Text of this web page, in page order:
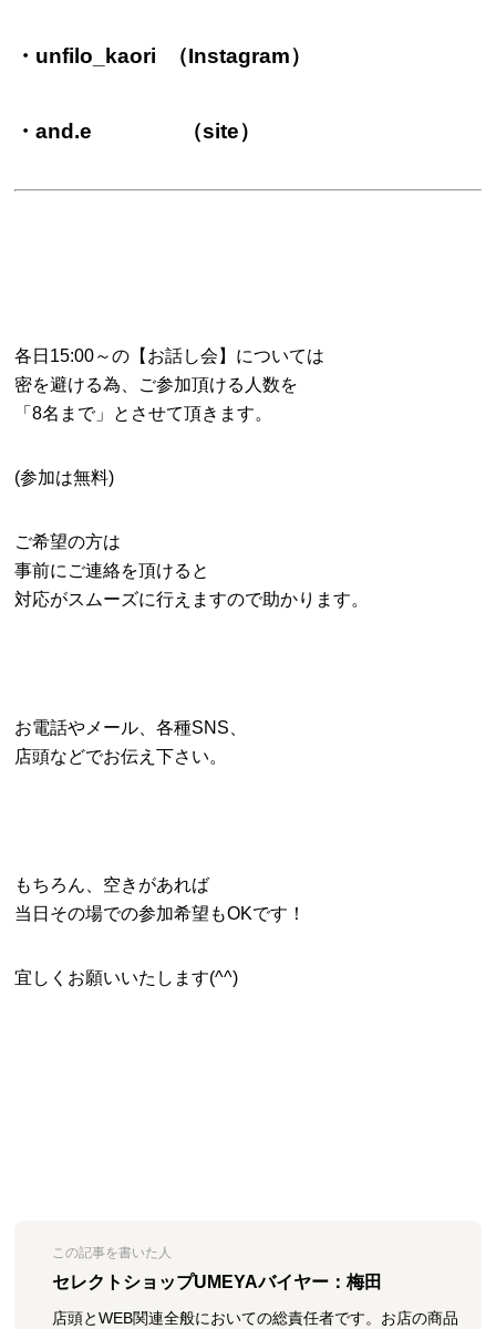
・unfilo_kaori （Instagram）
・and.e （site）
各日15:00～の【お話し会】については
密を避ける為、ご参加頂ける人数を
「8名まで」とさせて頂きます。
(参加は無料)
ご希望の方は
事前にご連絡を頂けると
対応がスムーズに行えますので助かります。
お電話やメール、各種SNS、
店頭などでお伝え下さい。
もちろん、空きがあれば
当日その場での参加希望もOKです！
宜しくお願いいたします(^^)
この記事を書いた人
セレクトショップUMEYAバイヤー：梅田
店頭とWEB関連全般においての総責任者です。お店の商品